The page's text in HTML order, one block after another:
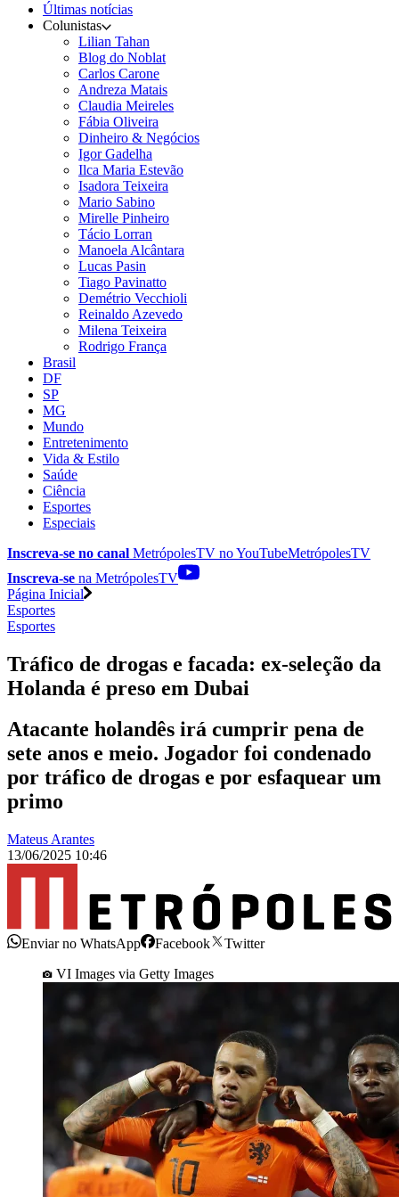
Últimas notícias
Colunistas
Lilian Tahan
Blog do Noblat
Carlos Carone
Andreza Matais
Claudia Meireles
Fábia Oliveira
Dinheiro & Negócios
Igor Gadelha
Ilca Maria Estevão
Isadora Teixeira
Mario Sabino
Mirelle Pinheiro
Tácio Lorran
Manoela Alcântara
Lucas Pasin
Tiago Pavinatto
Demétrio Vecchioli
Reinaldo Azevedo
Milena Teixeira
Rodrigo França
Brasil
DF
SP
MG
Mundo
Entretenimento
Vida & Estilo
Saúde
Ciência
Esportes
Especiais
Inscreva-se no canal MetrópolesTV noYouTubeMetrópolesTV
Inscreva-se na MetrópolesTV
Página Inicial
Esportes
Esportes
Tráfico de drogas e facada: ex-seleção da
Holanda é preso em Dubai
Atacante holandês irá cumprir pena de
sete anos e meio. Jogador foi condenado
por tráfico de drogas e por esfaquear um
primo
Mateus Arantes
13/06/2025 10:46
Enviar no WhatsApp Facebook
Twitter
VI Images via Getty Images